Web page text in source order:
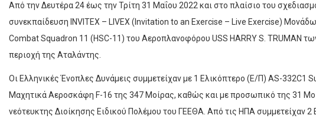
Από την Δευτέρα 24 έως την Τρίτη 31 Μαΐου 2022 και στο πλαίσιο του
συνεκπαίδευση INVITEX – LIVEX (Invitation to an Exercise – Live Exercise)
Combat Squadron 11 (HSC-11) του Αεροπλανοφόρου USS HARRY S. TRUMAN
περιοχή της Αταλάντης.
Οι Ελληνικές Ένοπλες Δυνάμεις συμμετείχαν με 1 Ελικόπτερο (Ε/Π) AS-332C1
Μαχητικά Αεροσκάφη F-16 της 347 Μοίρας, καθώς και με προσωπικό της 31
νεότευκτης Διοίκησης Ειδικού Πολέμου του ΓΕΕΘΑ. Από τις ΗΠΑ συμμετείχαν